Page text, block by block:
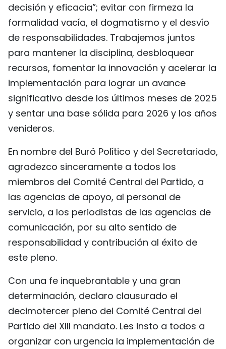
decisión y eficacia”; evitar con firmeza la
formalidad vacía, el dogmatismo y el desvío
de responsabilidades. Trabajemos juntos
para mantener la disciplina, desbloquear
recursos, fomentar la innovación y acelerar la
implementación para lograr un avance
significativo desde los últimos meses de 2025
y sentar una base sólida para 2026 y los años
venideros.
En nombre del Buró Político y del Secretariado,
agradezco sinceramente a todos los
miembros del Comité Central del Partido, a
las agencias de apoyo, al personal de
servicio, a los periodistas de las agencias de
comunicación, por su alto sentido de
responsabilidad y contribución al éxito de
este pleno.
Con una fe inquebrantable y una gran
determinación, declaro clausurado el
decimotercer pleno del Comité Central del
Partido del XIII mandato. Les insto a todos a
organizar con urgencia la implementación de